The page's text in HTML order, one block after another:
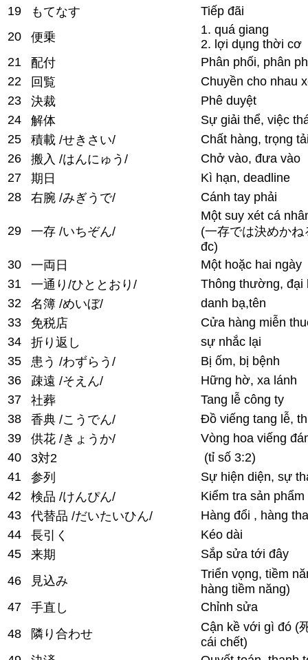
19
もてなす
Tiếp đãi
20
便乗
1. quá giang
2. lợi dụng thời cơ
21
配付
Phân phối, phân
22
回覧
Chuyền cho nhau
23
決裁
Phê duyệt
24
解体
Sự giải thể, việc
25
積載 /せきさい/
Chất hàng, trọng
26
搬入 /はんにゅう/
Chở vào, đưa vào
27
期日
Kì hạn, deadline
28
右腕 /みぎうで/ Cánh tay phải
29 一存 /いちぞん/
Một suy xét cá
(一存では決めか
đc)
30
一両日
Một hoặc hai ngày
31
一通り/ひととおり/
Thông thường, đại
32
名簿 /めいぼ/
danh bạ,tên
33
免税店
Cửa hàng miễn
34
折り返し
sự nhắc lại
35
患う /わずらう/
Bị ốm, bị bệnh
36
疎遠 /そえん/
Hững hờ, xa lánh
37
社葬
Tang lễ công ty
38
香典 /こうでん/
Đồ viếng tang lễ,
39
供花 /きょうか/
Vòng hoa viếng
40
3対2
(tỉ số 3:2)
41
参列
Sự hiện diện, sự
42
検品 /けんぴん/
Kiểm tra sản phẩm
43
代替品 /だいたいひん/
Hàng đổi , hàng
44
長引く
Kéo dài
45
来期
Sắp sửa tới đây
46
見込み
Triển vọng, tiềm
hàng tiềm năng)
47
手直し
Chỉnh sửa
48
隣り合わせ
Cận kề với gì đó (
cái chết)